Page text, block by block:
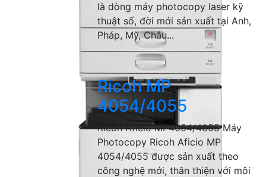
là dòng máy photocopy laser kỹ
thuật số, đời mới sản xuất tại Anh,
Pháp, Mỹ, Châu...
Ricoh MP
4054/4055
Ricoh Aficio MP4054/4055 Máy
Photocopy Ricoh Aficio MP
4054/4055 được sản xuất theo
công nghệ mới, thân thiện với môi